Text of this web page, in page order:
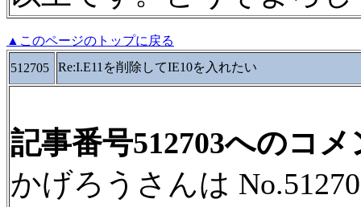
▲このページのトップに戻る
512705
Re:I.E11を削除してIE10を入れたい
記事番号512703へのコメ
かげろうさんは